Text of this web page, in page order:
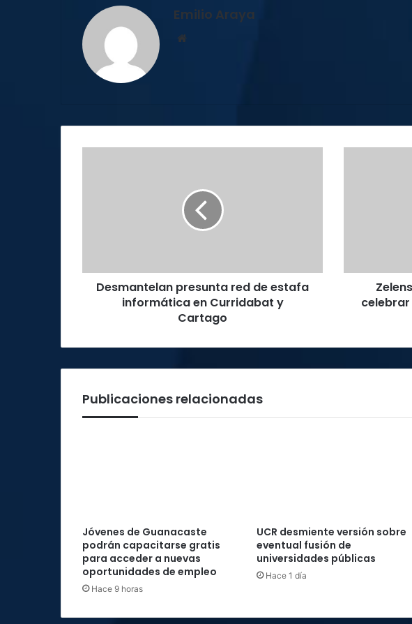
Emilio Araya
y
Cartago
Desmantelan presunta red de estafa
informática en Curridabat y
Cartago
Ucrania,
críticascelebrar
Publicaciones relacionadas
Jóvenes de Guanacaste
podrán capacitarse gratis
para acceder a nuevas
oportunidades de empleo
Hace 9 horas
UCR desmiente versión sobre
eventual fusión de
universidades públicas
Hace 1 día